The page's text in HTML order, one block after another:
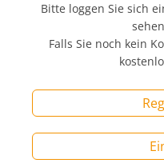
Bitte loggen Sie sich
Falls Sie noch kein